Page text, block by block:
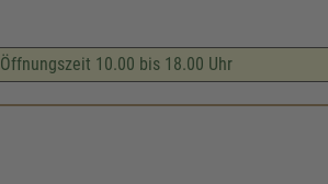
Öffnungszeit 10.00 bis 18.00 Uhr